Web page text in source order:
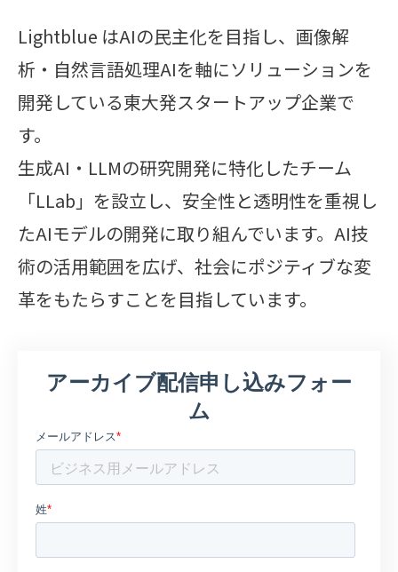
Lightblue はAIの民主化を目指し、画像解
析・自然言語処理AIを軸にソリューションを
開発している東大発スタートアップ企業で
す。
生成AI・LLMの研究開発に特化したチーム
「LLab」を設立し、安全性と透明性を重視し
たAIモデルの開発に取り組んでいます。AI技
術の活用範囲を広げ、社会にポジティブな変
革をもたらすことを目指しています。